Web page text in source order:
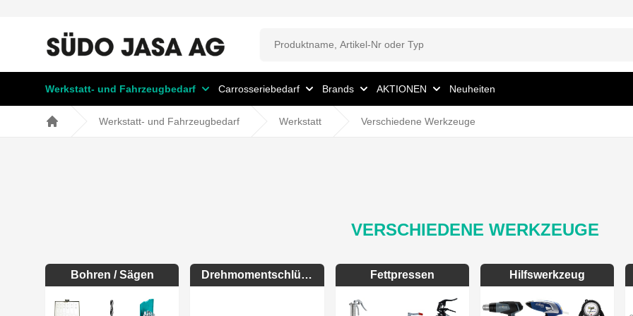
Werkstatt- und Fahrzeugbedarf Carrosseriebedarf Brands AKTIONEN Neuheiten
Werkstatt- und Fahrzeugbedarf Werkstatt Verschiedene Werkzeuge
VERSCHIEDENE WERKZEUGE
Bohren / Sägen Drehmomentschlüssel Fettpressen Hilfswerkzeug